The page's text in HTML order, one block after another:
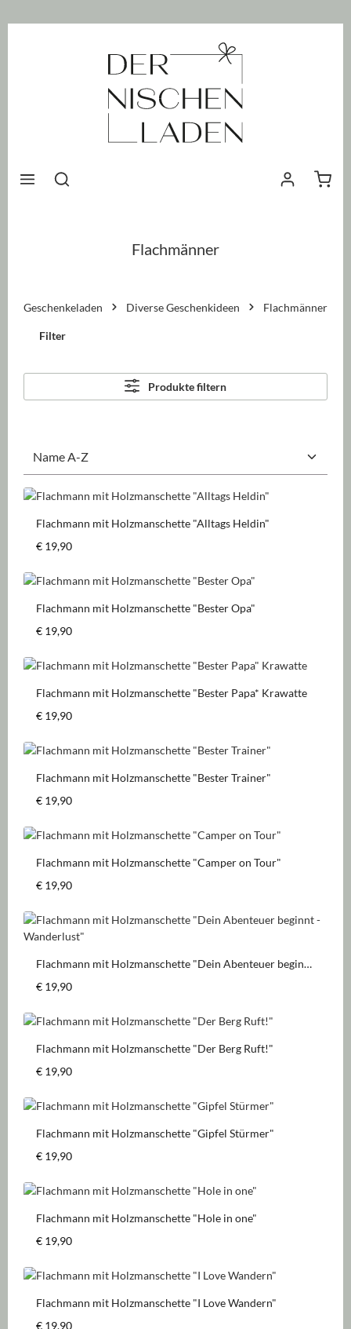
Flachmänner
Geschenkeladen Diverse Geschenkideen Flachmänner
Filter
Produkte filtern
Flachmann mit Holzmanschette "Alltags Heldin"
Regulärer Preis:
€ 19,90
Flachmann mit Holzmanschette "Bester Opa"
Regulärer Preis:
€ 19,90
Flachmann mit Holzmanschette "Bester Papa* Krawatte
Regulärer Preis:
€ 19,90
Flachmann mit Holzmanschette "Bester Trainer"
Regulärer Preis:
€ 19,90
Flachmann mit Holzmanschette "Camper on Tour"
Regulärer Preis:
€ 19,90
Flachmann mit Holzmanschette "Dein Abenteuer beginnt
Regulärer Preis:
€ 19,90
Flachmann mit Holzmanschette "Der Berg Ruft!"
Regulärer Preis:
€ 19,90
Flachmann mit Holzmanschette "Gipfel Stürmer"
Regulärer Preis:
€ 19,90
Flachmann mit Holzmanschette "Hole in one"
Regulärer Preis:
€ 19,90
Flachmann mit Holzmanschette "I Love Wandern"
Regulärer Preis:
€ 19,90